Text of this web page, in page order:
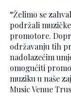
“Želimo se
podržali
promotore.
održavanju tih
nadolazećim
omogućiti
muziku u naše
Music Venue